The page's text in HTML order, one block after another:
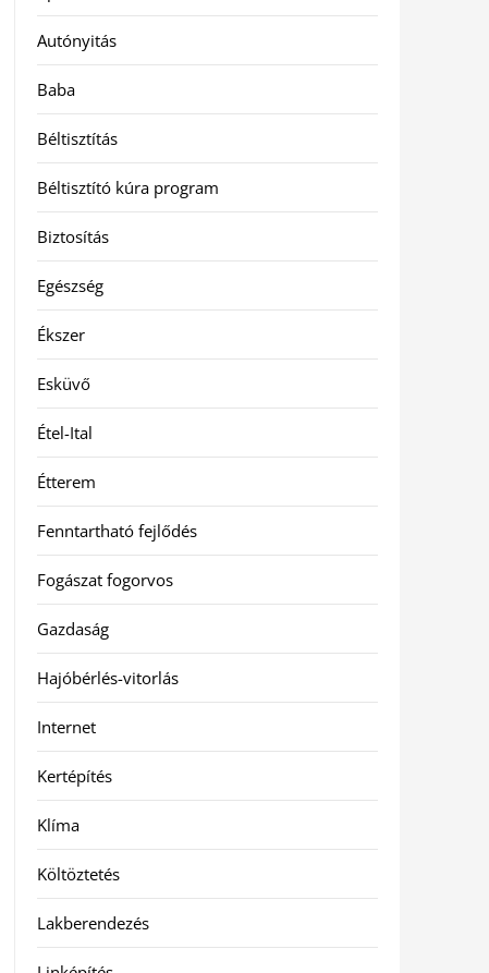
Autónyitás
Baba
Béltisztítás
Béltisztító kúra program
Biztosítás
Egészség
Ékszer
Esküvő
Étel-Ital
Étterem
Fenntartható fejlődés
Fogászat fogorvos
Gazdaság
Hajóbérlés-vitorlás
Internet
Kertépítés
Klíma
Költöztetés
Lakberendezés